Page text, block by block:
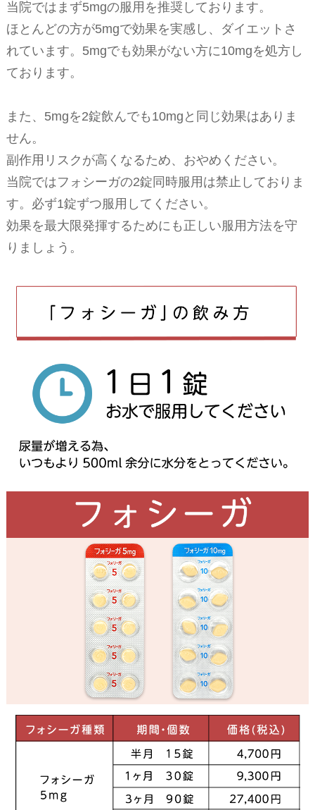
当院ではまず5mgの服用を推奨しております。
ほとんどの方が5mgで効果を実感し、ダイエットさ
れています。5mgでも効果がない方に10mgを処方し
ております。
また、5mgを2錠飲んでも10mgと同じ効果はありま
せん。
副作用リスクが高くなるため、おやめください。
当院ではフォシーガの2錠同時服用は禁止しておりま
す。必ず1錠ずつ服用してください。
効果を最大限発揮するためにも正しい服用方法を守
りましょう。